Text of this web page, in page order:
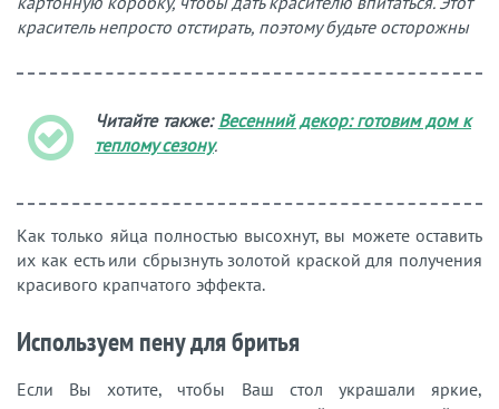
краситель непросто отстирать, поэтому будьте осторожны
Читайте также: Весенний декор: готовим дом к
теплому сезону.
Как только яйца полностью высохнут, вы можете оставить
их как есть или сбрызнуть золотой краской для получения
красивого крапчатого эффекта.
Используем пену для бритья
Если Вы хотите, чтобы Ваш стол украшали яркие,